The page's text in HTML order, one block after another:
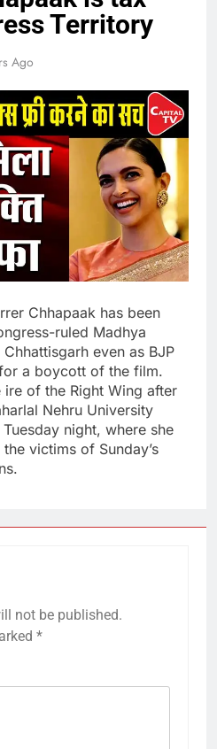
Territory
Ago
Chhapaak has been
ruled Madhya
even as BJP
a boycott of the film.
of the Right Wing after
Nehru University
night, where she
victims of Sunday’s
not be published.
*